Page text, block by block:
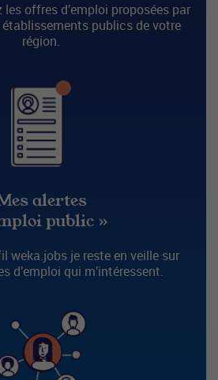
offres d’emploi proposées par
publics de votre
région.
alertes
public »
weka.jobs je reste en veille sur
d’emploi qui m’intéressent.